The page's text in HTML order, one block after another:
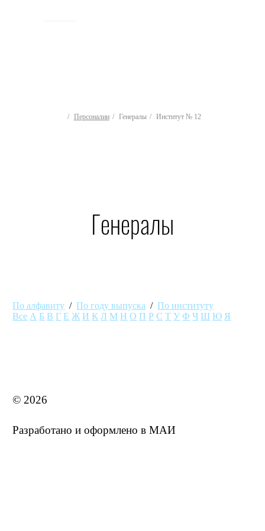
Персоналии Генералы Институт № 12
Генералы
По алфавиту /По году выпуска /По институту
Все А Б В Г Е Ж И К Л М Н О П Р С Т У Ф Ч Ш Ю Я
© 2026
Разработано и оформлено в МАИ